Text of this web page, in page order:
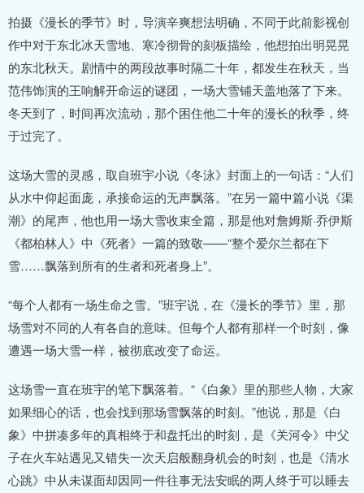
拍摄《漫长的季节》时，导演辛爽想法明确，不同于此前影视创
作中对于东北冰天雪地、寒冷彻骨的刻板描绘，他想拍出明晃晃
的东北秋天。剧情中的两段故事时隔二十年，都发生在秋天，当
范伟饰演的王响解开命运的谜团，一场大雪铺天盖地落了下来。
冬天到了，时间再次流动，那个困住他二十年的漫长的秋季，终
于过完了。
这场大雪的灵感，取自班宇小说《冬泳》封面上的一句话：“人们
从水中仰起面庞，承接命运的无声飘落。”在另一篇中篇小说《渠
潮》的尾声，他也用一场大雪收束全篇，那是他对詹姆斯·乔伊斯
《都柏林人》中《死者》一篇的致敬——“整个爱尔兰都在下
雪……飘落到所有的生者和死者身上”。
“每个人都有一场生命之雪。”班宇说，在《漫长的季节》里，那
场雪对不同的人有各自的意味。但每个人都有那样一个时刻，像
遭遇一场大雪一样，被彻底改变了命运。
这场雪一直在班宇的笔下飘落着。“《白象》里的那些人物，大家
如果细心的话，也会找到那场雪飘落的时刻。”他说，那是《白
象》中拼凑多年的真相终于和盘托出的时刻，是《关河令》中父
子在火车站遇见又错失一次天启般翻身机会的时刻，也是《清水
心跳》中从未谋面却因同一件往事无法安眠的两人终于可以睡去